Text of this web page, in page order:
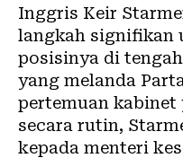
Inggris Keir
langkah signifikan
posisinya di
yang melanda
pertemuan kabinet
secara rutin,
kepada menteri